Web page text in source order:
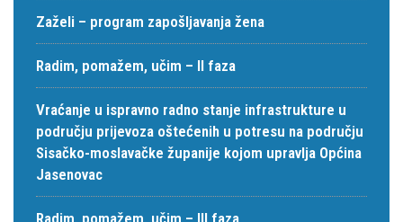
Zaželi – program zapošljavanja žena
Radim, pomažem, učim – II faza
Vraćanje u ispravno radno stanje infrastrukture u
području prijevoza oštećenih u potresu na području
Sisačko-moslavačke županije kojom upravlja Općina
Jasenovac
Radim, pomažem, učim – III faza